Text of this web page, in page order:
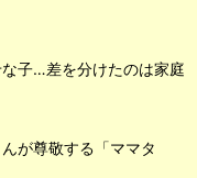
子…差を分けたのは家庭
が尊敬する「ママタ